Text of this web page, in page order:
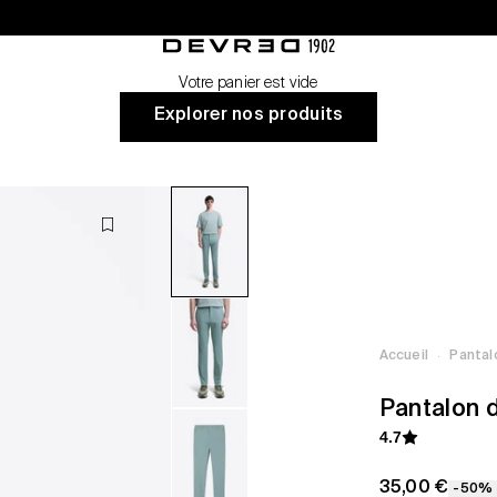
Devred 1902
Votre panier est vide
Explorer nos produits
Accueil ·
Pantalon
4.7
Prix de vente
35,00 € -50%